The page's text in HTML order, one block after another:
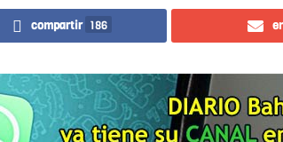
compartir 186